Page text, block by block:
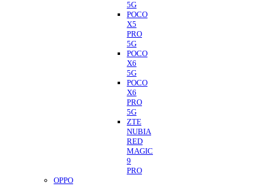
5G
POCO
X5
PRO
5G
POCO
X6
5G
POCO
X6
PRO
5G
ZTE
NUBIA
RED
MAGIC
9
PRO
OPPO